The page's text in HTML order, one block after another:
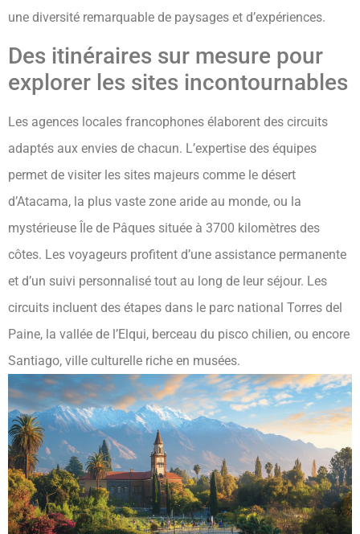
une diversité remarquable de paysages et d’expériences.
Des itinéraires sur mesure pour
explorer les sites incontournables
Les agences locales francophones élaborent des circuits
adaptés aux envies de chacun. L’expertise des équipes
permet de visiter les sites majeurs comme le désert
d’Atacama, la plus vaste zone aride au monde, ou la
mystérieuse Île de Pâques située à 3700 kilomètres des
côtes. Les voyageurs profitent d’une assistance permanente
et d’un suivi personnalisé tout au long de leur séjour. Les
circuits incluent des étapes dans le parc national Torres del
Paine, la vallée de l’Elqui, berceau du pisco chilien, ou encore
Santiago, ville culturelle riche en musées.